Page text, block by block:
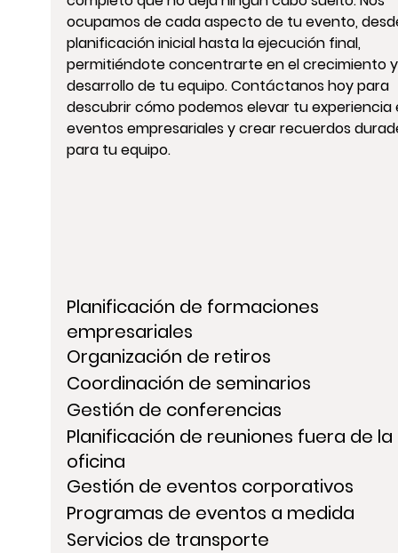
ocupamos de cada aspecto de tu evento,
planificación inicial hasta la ejecución final,
permitiéndote concentrarte en el crecimiento
desarrollo de tu equipo. Contáctanos hoy para
descubrir cómo podemos elevar tu
eventos empresariales y crear recuerdos
para tu equipo.
Planificación de formaciones
empresariales
Organización de retiros
Coordinación de seminarios
Gestión de conferencias
Planificación de reuniones fuera de la
oficina
Gestión de eventos corporativos
Programas de eventos a medida
Servicios de transporte